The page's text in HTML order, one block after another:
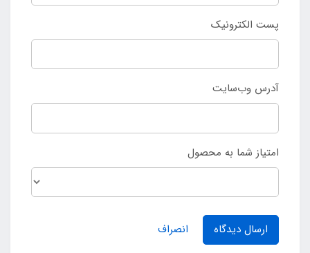
پست الکترونیک
آدرس وب‌سایت
امتیاز شما به محصول
ارسال دیدگاه انصراف